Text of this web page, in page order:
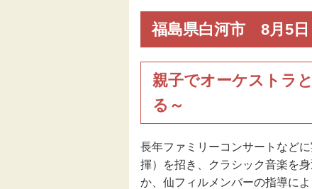
福島県白河市 8月5日
親子でオーケストラ
る～
長年ファミリーコンサートなど
揮）を招き、クラシック音楽を
か、仙フィルメンバーの指導に